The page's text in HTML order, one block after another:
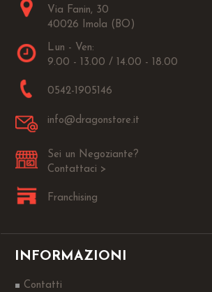
Via Fanin, 30
40026 Imola (BO)
Lun - Ven:
9.00 - 13.00 / 14.00 - 18.00
0542-1905146
info@dragonstore.it
Sei un Negoziante?
Contattaci >
Franchising
INFORMAZIONI
Contatti